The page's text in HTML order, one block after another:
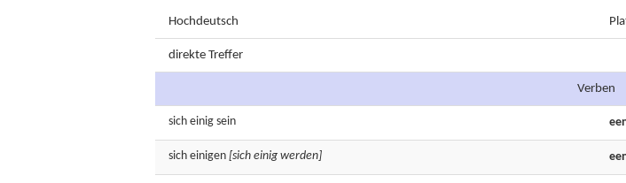
Hochdeutsch
direkte Treffer
Verben
sich einig sein
sich einigen [sich einig werden]